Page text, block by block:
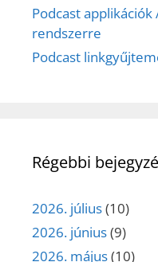
Podcast
rendszerre
Podcast
Régebbi
2026. július(10)
2026. június(9)
2026. május(10)